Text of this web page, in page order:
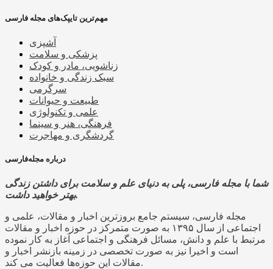
مهم‌ترین تایپک‌های مجله فارسی
آشپزی
پزشکی و سلامت
زناشویی، مادر و کودک
سبک زندگی و خانواده
سرگرمی
طبیعت و حیوانات
علمی و تکنولوژی
فرهنگی، هنر و سینما
گردشگری و مهاجرت
درباره مجله‌فارسی
شما با مجله فارسی، پلی به دنیای علم و سلامت برای داشتن زندگی
بهتر خواهید داشت.
مجله فارسی، سیستم جامع بروزترین اخبار و مقالات، علمی و
اجتماعی از سال ۱۳۹۵ به صورت متمرکز در حوزه اخبار و مقالات
مرتبط با علم و دانش، مسائل فرهنگی و اجتماعی آغاز به کار نموده
است و اخیرا نیز به صورت تخصصی در زمینه بازنشر اخبار و
مقالات این حوزه‌ها فعالیت می کند.